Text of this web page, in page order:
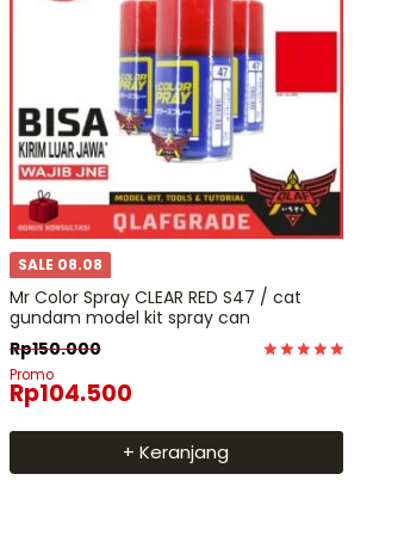
SALE 08.08
Mr Color Spray CLEAR RED S47 / cat
gundam model kit spray can
Rp150.000
Promo
Rp104.500
+ Keranjang